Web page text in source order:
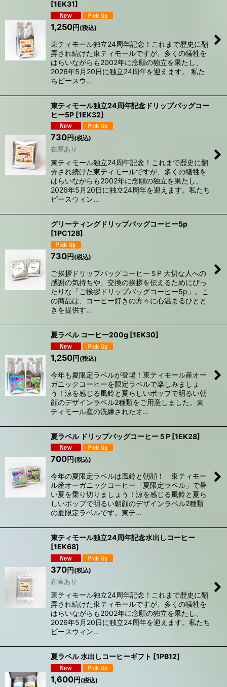
[1EK31]
1,250円 (税込)
東ティモール独立24周年記念！これまで歴史に翻
弄され続けた東ティモールですが、多くの犠牲を
はらいながらも2002年に念願の独立を果たし、
2026年5月20日に独立24周年を迎えます。 私た
ちピースウ…
東ティモール独立24周年記念ドリップバッグコー
ヒー5P [1EK32]
730円 (税込)
在庫あり
東ティモール独立24周年記念！これまで歴史に翻
弄され続けた東ティモールですが、多くの犠牲を
はらいながらも2002年に念願の独立を果たし、
2026年5月20日に独立24周年を迎えます。私たち
ピースウィン…
グリーティングドリップバッグコーヒー5p
[1PC128]
730円 (税込)
ご挨拶ドリップバッグコーヒー５P 大切な人への
感謝の気持ちや、交換の挨拶を伝えるためにぴっ
たりな「ご挨拶ドリップバッグコーヒー5p」。こ
の商品は、コーヒー好きの方々に心温まるひとと
きを提供す…
夏ラベル コーヒー200g [1EK30]
1,250円 (税込)
今年も夏限定ラベルが登場！東ティモール産オー
ガニックコーヒーを限定ラベルで楽しみましょ
う！涼を感じる風鈴と夏らしいポップで明るい朝
顔のデザインラベル2種類をご用意しました。東
ティモール産の洗練されたオ…
夏ラベル ドリップバッグコーヒー５P [1EK28]
700円 (税込)
今年の夏限定ラベルは風鈴と朝顔！ 東ティモー
ル産オーガニックコーヒー「夏限定ラベル」で暑
い夏を乗り切りましょう！涼を感じる風鈴と夏ら
しいポップで明るい朝顔のデザインラベル2種類
の夏限定ラベルです。東テ…
東ティモール独立24周年記念水出しコーヒー
[1EK68]
370円 (税込)
在庫あり
東ティモール独立24周年記念！これまで歴史に翻
弄され続けた東ティモールですが、多くの犠牲を
はらいながらも2002年に念願の独立を果たし、
2026年5月20日に独立24周年を迎えます。私たち
ピースウィン…
夏ラベル 水出しコーヒーギフト [1PB12]
1,600円 (税込)